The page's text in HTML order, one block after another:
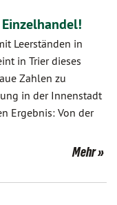
Leerständen in
in Trier dieses
Zahlen zu
in der Innenstadt
Ergebnis: Von der
Mehr